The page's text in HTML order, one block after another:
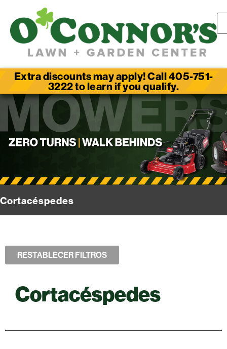
Extra discounts may apply! Call 405-751-
3222 to learn if you qualify.
Cortacéspedes
RESTABLECER FILTROS
Cortacéspedes